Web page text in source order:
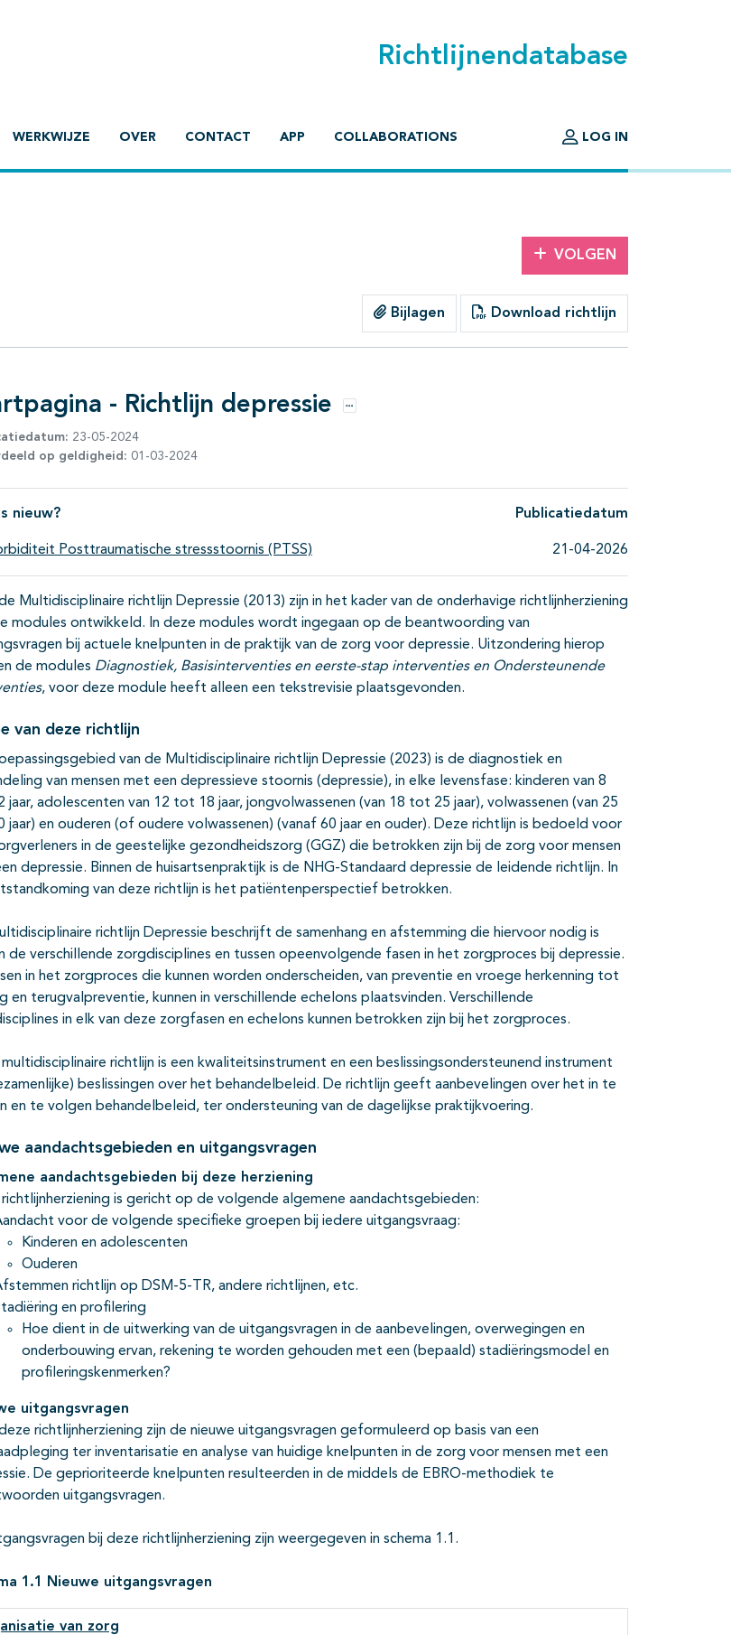
Richtlijnendatabase
WERKWIJZE OVER CONTACT APP COLLABORATIONS LOG IN
VOLGEN
Bijlagen Download richtlijn
deze richtlijn
open- en dichtklappen
- Richtlijn depressie Opties
23-05-2024
op geldigheid: 01-03-2024
nieuw? Publicatiedatum
Posttraumatische stressstoornis (PTSS) 21-04-2026
Multidisciplinaire richtlijn Depressie (2013) zijn in het kader van de onderhavige richtlijnherziening
modules ontwikkeld. In deze modules wordt ingegaan op de beantwoording van
bij actuele knelpunten in de praktijk van de zorg voor depressie. Uitzondering hierop
de modules Diagnostiek, Basisinterventies en eerste-stap interventies en Ondersteunende
, voor deze module heeft alleen een tekstrevisie plaatsgevonden.
van deze richtlijn
van de Multidisciplinaire richtlijn Depressie (2023) is de diagnostiek en
van mensen met een depressieve stoornis (depressie), in elke levensfase: kinderen van 8
jaar, adolescenten van 12 tot 18 jaar, jongvolwassenen (van 18 tot 25 jaar), volwassenen (van 25
jaar) en ouderen (of oudere volwassenen) (vanaf 60 jaar en ouder). Deze richtlijn is bedoeld voor
in de geestelijke gezondheidszorg (GGZ) die betrokken zijn bij de zorg voor mensen
depressie. Binnen de huisartsenpraktijk is de NHG-Standaard depressie de leidende richtlijn. In
van deze richtlijn is het patiëntenperspectief betrokken.
richtlijn Depressie beschrijft de samenhang en afstemming die hiervoor nodig is
de verschillende zorgdisciplines en tussen opeenvolgende fasen in het zorgproces bij depressie.
in het zorgproces die kunnen worden onderscheiden, van preventie en vroege herkenning tot
en terugvalpreventie, kunnen in verschillende echelons plaatsvinden. Verschillende
in elk van deze zorgfasen en echelons kunnen betrokken zijn bij het zorgproces.
richtlijn is een kwaliteitsinstrument en een beslissingsondersteunend instrument
beslissingen over het behandelbeleid. De richtlijn geeft aanbevelingen over het in te
en te volgen behandelbeleid, ter ondersteuning van de dagelijkse praktijkvoering.
aandachtsgebieden en uitgangsvragen
aandachtsgebieden bij deze herziening
is gericht op de volgende algemene aandachtsgebieden:
voor de volgende specifieke groepen bij iedere uitgangsvraag:
Kinderen en adolescenten
Ouderen
richtlijn op DSM-5-TR, andere richtlijnen, etc.
en profilering
Hoe dient in de uitwerking van de uitgangsvragen in de aanbevelingen, overwegingen en
onderbouwing ervan, rekening te worden gehouden met een (bepaald) stadiëringsmodel en
profileringskenmerken?
uitgangsvragen
richtlijnherziening zijn de nieuwe uitgangsvragen geformuleerd op basis van een
ter inventarisatie en analyse van huidige knelpunten in de zorg voor mensen met een
De geprioriteerde knelpunten resulteerden in de middels de EBRO-methodiek te
uitgangsvragen.
bij deze richtlijnherziening zijn weergegeven in schema 1.1.
1.1 Nieuwe uitgangsvragen
van zorg